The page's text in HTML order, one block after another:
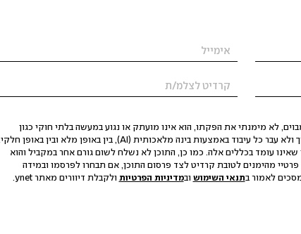
לא מימנתי את הפקתו, הוא אינו מועתק או נגוע במעשה בלתי חוקי כגון
הסגת גבול ופגיעה בפרטיות. התוכן לא הופק, לא נערך ולא עבר כל עיבוד באמצעות בינה מלאכותית (AI), בין באופן מלא ובין באופן חלקי.
עומד בכללים אלה. כמו כן, התוכן לא נשלח לשום גורם אחר במקביל והוא
מהימנים לטובת קרדיט לצד פרסום התוכן, אם תבחרו לפרסמו ובמידה
לאמור בתנאי השימוש ובמדיניות הפרטיות ולקבלת דיוורים מאתר ynet.